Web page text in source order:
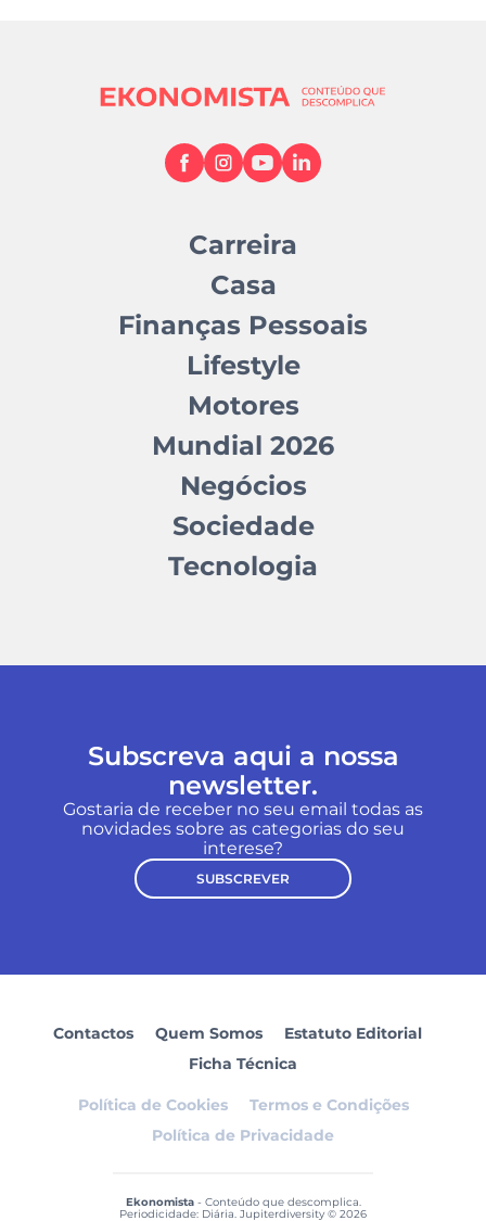
Carreira
Casa
Finanças Pessoais
Lifestyle
Motores
Mundial 2026
Negócios
Sociedade
Tecnologia
Subscreva aqui a nossa
newsletter.
Gostaria de receber no seu email todas as
novidades sobre as categorias do seu
interese?
SUBSCREVER
Contactos Quem Somos
Estatuto Editorial
Ficha Técnica
Política de Cookies
Termos e Condições
Política de Privacidade
Ekonomista- Conteúdo que descomplica.
Periodicidade: Diária. Jupiterdiversity © 2026